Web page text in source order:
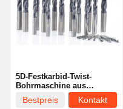
5D-Festkarbid-Twist-
Bohrmaschine aus
Edelstahl Hitzebeständig
mit rundem Schank
Bestpreis Kontakt